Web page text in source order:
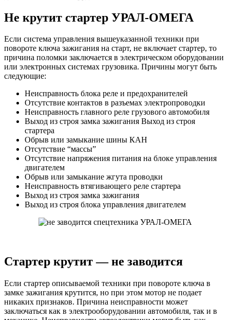
Не крутит стартер УРАЛ-ОМЕГА
Если система управления вышеуказанной техники при
повороте ключа зажигания на старт, не включает стартер, то
причина поломки заключается в электрическом оборудовании
или электронных системах грузовика. Причины могут быть
следующие:
Неисправность блока реле и предохранителей
Отсутствие контактов в разъемах электропроводки
Неисправность главного реле грузового автомобиля
Выход из строя замка зажигания Выход из строя
стартера
Обрыв или замыкание шины КАН
Отсутствие “массы”
Отсутствие напряжения питания на блоке управления
двигателем
Обрыв или замыкание жгута проводки
Неисправность втягивающего реле стартера
Выход из строя замка зажигания
Выход из строя блока управления двигателем
Стартер крутит — не заводится
Если стартер описываемой техники при повороте ключа в
замке зажигания крутится, но при этом мотор не подает
никаких признаков. Причина неисправности может
заключаться как в электрооборудовании автомобиля, так и в